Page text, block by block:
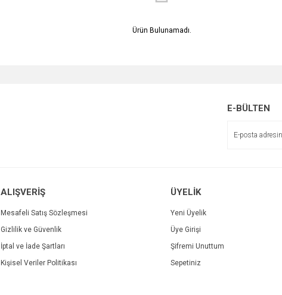
Ürün Bulunamadı.
E-BÜLTEN
ALIŞVERİŞ
Mesafeli Satış Sözleşmesi
Gizlilik ve Güvenlik
İptal ve İade Şartları
Kişisel Veriler Politikası
ÜYELİK
Yeni Üyelik
Üye Girişi
Şifremi Unuttum
Sepetiniz